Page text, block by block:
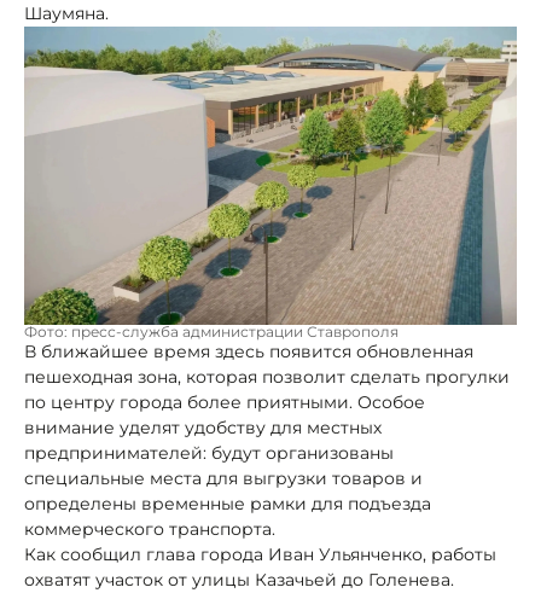
Шаумяна.
Фото: пресс-служба администрации Ставрополя
В ближайшее время здесь появится обновленная
пешеходная зона, которая позволит сделать прогулки
по центру города более приятными. Особое
внимание уделят удобству для местных
предпринимателей: будут организованы
специальные места для выгрузки товаров и
определены временные рамки для подъезда
коммерческого транспорта.
Как сообщил глава города Иван Ульянченко, работы
охватят участок от улицы Казачьей до Голенева.